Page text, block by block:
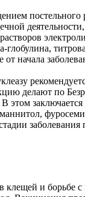
начала
делают по
этом
клещей и борьбе